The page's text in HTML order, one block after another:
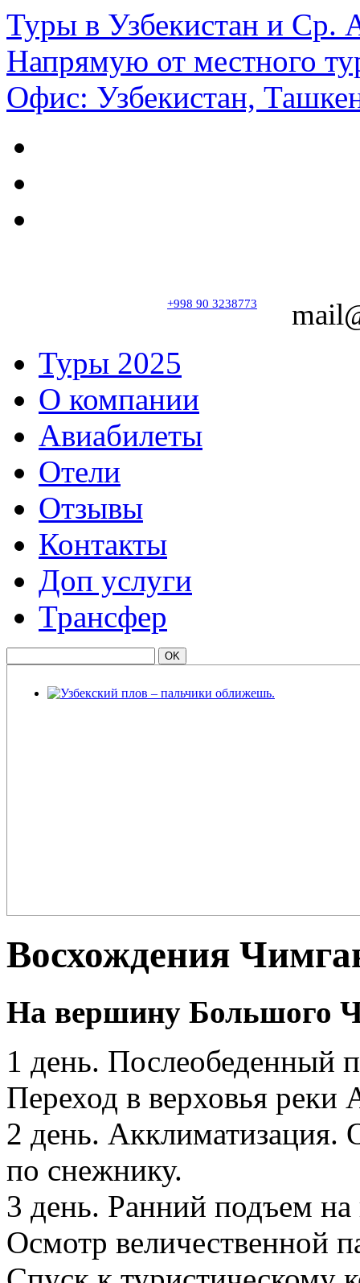
Туры в Узбекистан и Ср.
Напрямую от местного
Офис: Узбекистан,
+998 90 3238773
Туры 2025
О компании
Авиабилеты
Отели
Отзывы
Контакты
Доп услуги
Трансфер
Восхождения
На вершину Большого
1 день. Послеобеденный
Переход в верховья реки
2 день. Акклиматизация.
по снежнику.
3 день. Ранний подъем
Осмотр величественной